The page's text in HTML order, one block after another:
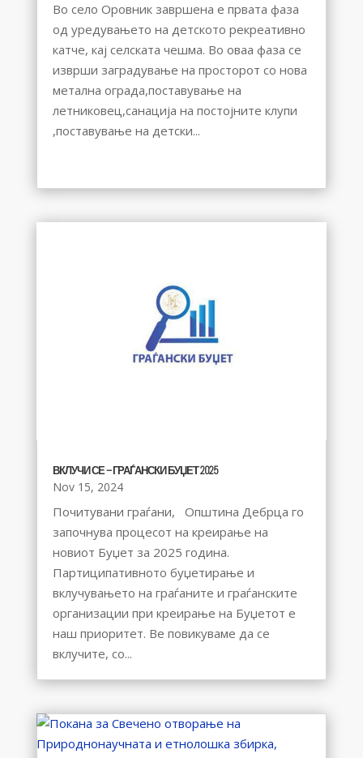
Во село Оровник завршена е првата фаза
од уредувањето на детското рекреативно
катче, кај селската чешма. Во оваа фаза се
изврши заградување на просторот со нова
метална ограда,поставување на
летниковец,санација на постојните клупи
,поставување на детски...
ВКЛУЧИ СЕ – ГРАЃАНСКИ БУЏЕТ 2025
Nov 15, 2024
Почитувани граѓани, Општина Дебрца го
започнува процесот на креирање на
новиот Буџет за 2025 година.
Партиципативното буџетирање и
вклучувањето на граѓаните и граѓанските
организации при креирање на Буџетот е
наш приоритет. Ве повикуваме да се
вклучите, со...